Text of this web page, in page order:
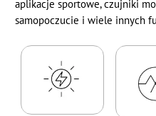
aplikacje sportowe, czujniki
samopoczucie i wiele innych